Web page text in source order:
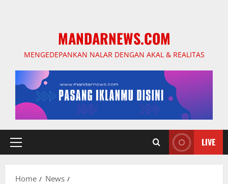
MANDARNEWS.COM
MENGEDEPANKAN NALAR DENGAN AKAL & REALITAS
Primary
LIVE
Home
News